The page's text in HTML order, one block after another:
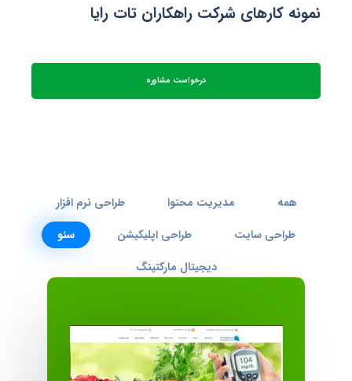
نمونه کارهای شرکت راهکاران تات رایا
درخواست مشاوره
همه مدیریت محتوا
طراحی نرم افزار
طراحی سایت
طراحی اپلیکیشن
سئو
دیجیتال مارکتینگ